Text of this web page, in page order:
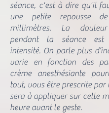
séance, c'est à dire qu'il
une petite repousse
millimètres. La
pendant la séance
intensité. On parle plus
varie en fonction des
crème anesthésiante
tout, vous être prescrite par
sera à appliquer sur cette
heure avant le geste.